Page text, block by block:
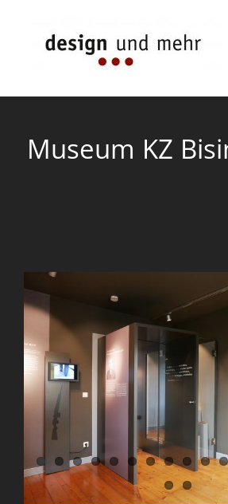
Museum KZ
Larger